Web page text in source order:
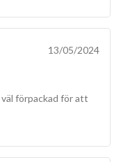
13/05/2024
förpackad för att